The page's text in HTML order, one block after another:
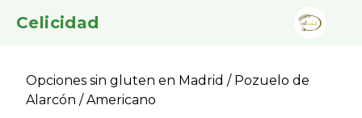
Celicidad
Opciones sin gluten en Madrid / Pozuelo de
Alarcón / Americano